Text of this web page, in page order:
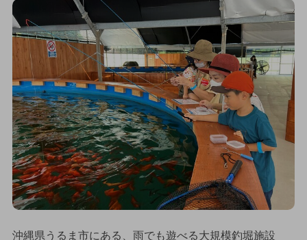
沖縄県うるま市にある、雨でも遊べる大規模釣堀施設